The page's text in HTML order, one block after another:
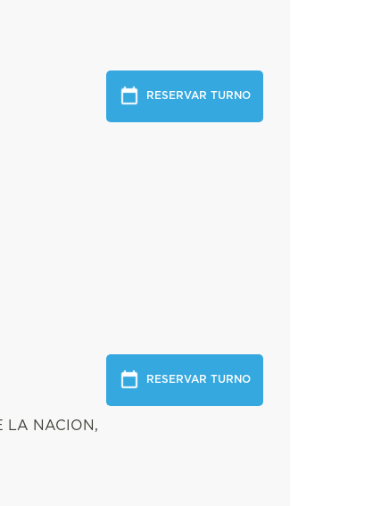
RESERVAR TURNO
LA NACION,
RESERVAR TURNO